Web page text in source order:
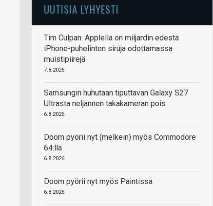
UUTISIA LYHYESTI
Tim Culpan: Applella on miljardin edestä
iPhone-puhelinten siruja odottamassa
muistipiirejä
7.8.2026
Samsungin huhutaan tiputtavan Galaxy S27
Ultrasta neljännen takakameran pois
6.8.2026
Doom pyörii nyt (melkein) myös Commodore
64:llä
6.8.2026
Doom pyörii nyt myös Paintissa
6.8.2026